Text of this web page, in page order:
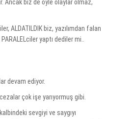
Ancak biz de öyle olaylar olmaz,
ALDATILDIK biz, yazılımdan falan
yaptı dediler mi..
devam ediyor.
çok işe yarıyormuş gibi.
sevgiyi ve saygıyı